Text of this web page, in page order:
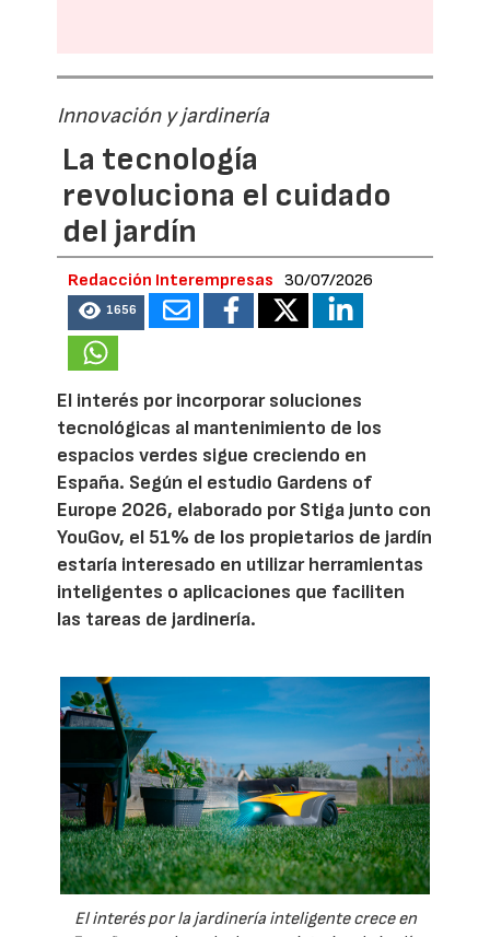
Innovación y jardinería
La tecnología
revoluciona el cuidado
del jardín
Redacción Interempresas 30/07/2026
1656
El interés por incorporar soluciones
tecnológicas al mantenimiento de los
espacios verdes sigue creciendo en
España. Según el estudio Gardens of
Europe 2026, elaborado por Stiga junto con
YouGov, el 51% de los propietarios de jardín
estaría interesado en utilizar herramientas
inteligentes o aplicaciones que faciliten
las tareas de jardinería.
El interés por la jardinería inteligente crece en